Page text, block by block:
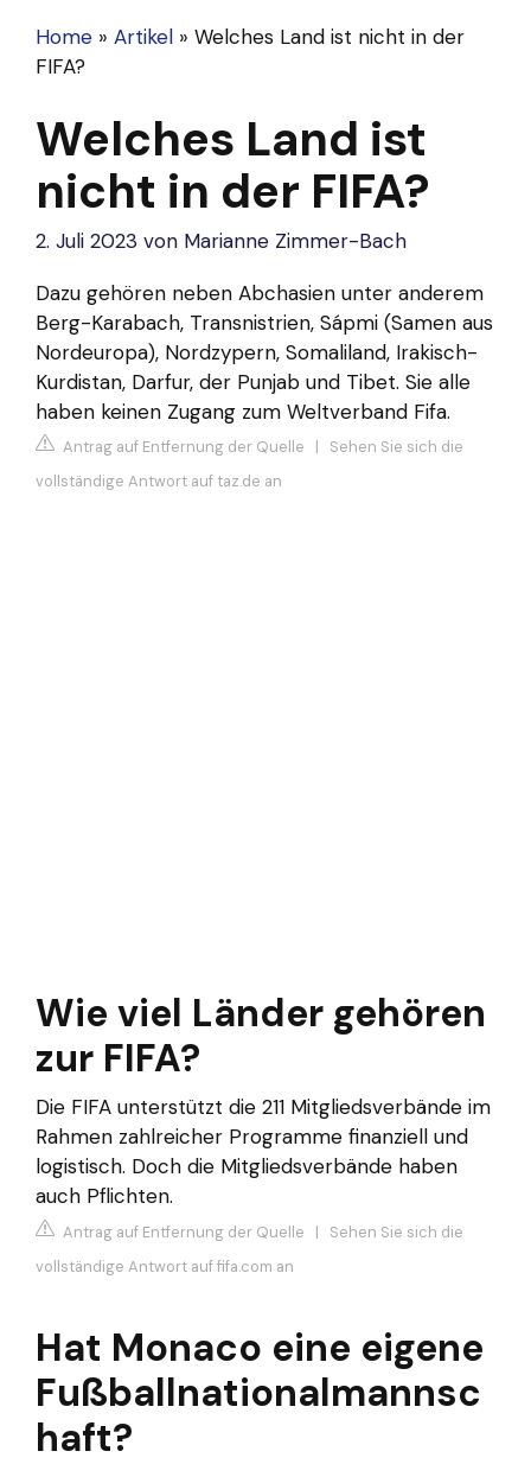
Home » Artikel » Welches Land ist nicht in der
FIFA?
Welches Land ist
nicht in der FIFA?
2. Juli 2023 von Marianne Zimmer-Bach
Dazu gehören neben Abchasien unter anderem
Berg-Karabach, Transnistrien, Sápmi (Samen aus
Nordeuropa), Nordzypern, Somaliland, Irakisch-
Kurdistan, Darfur, der Punjab und Tibet. Sie alle
haben keinen Zugang zum Weltverband Fifa.
Antrag auf Entfernung der Quelle | Sehen Sie sich die
vollständige Antwort auf taz.de an
Wie viel Länder gehören
zur FIFA?
Die FIFA unterstützt die 211 Mitgliedsverbände im
Rahmen zahlreicher Programme finanziell und
logistisch. Doch die Mitgliedsverbände haben
auch Pflichten.
Antrag auf Entfernung der Quelle | Sehen Sie sich die
vollständige Antwort auf fifa.com an
Hat Monaco eine eigene
Fußballnationalmannsc
haft?